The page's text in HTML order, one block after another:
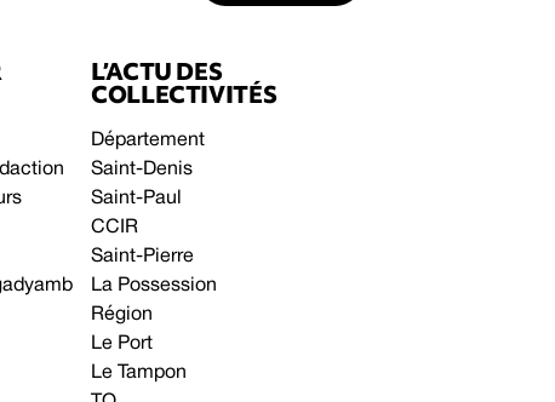
L’ACTU DES
COLLECTIVITÉS
Département
Saint-Denis
Saint-Paul
CCIR
Saint-Pierre
La Possession
Région
Le Port
Le Tampon